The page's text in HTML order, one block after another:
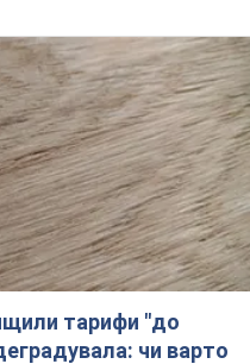
тарифи "до
чи варто